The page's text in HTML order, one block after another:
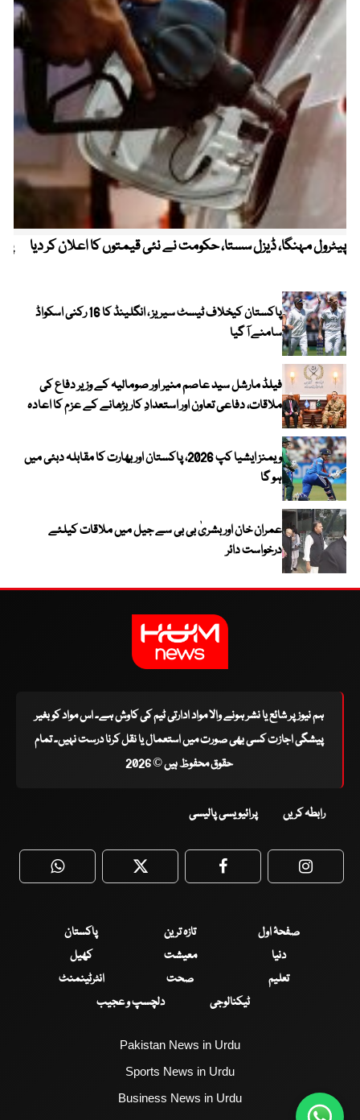
پیٹرول مہنگا، ڈیزل سستا، حکومت نے نئی قیمتوں کا اعلان کر دیا
پاکستان کیخلاف ٹیسٹ سیریز ، انگلینڈ کا 16 رکنی اسکواڈ
سامنے آ گیا
فیلڈ مارشل سید عاصم منیر اور صومالیہ کے وزیر دفاع کی
ملاقات، دفاعی تعاون اور استعدادِ کار بڑھانے کے عزم کا اعادہ
ویمنز ایشیا کپ 2026، پاکستان اور بھارت کا مقابلہ دبئی میں
ہو گا
عمران خان اور بشریٰ بی بی سے جیل میں ملاقات کیلئے
درخواست دائر
ہم نیوز پر شائع یا نشر ہونے والا مواد ادارتی ٹیم کی کاوش ہے۔ اس مواد کو بغیر
پیشگی اجازت کسی بھی صورت میں استعمال یا نقل کرنا درست نہیں۔ تمام
حقوق محفوظ ہیں © 2026
رابطہ کریں پرائیویسی پالیسی
WhatsApp Twitter Facebook
صفحۂ اول تازہ ترین
پاکستان
دنیا
معیشت
کھیل
تعلیم
صحت
انٹرٹینمنٹ
ٹیکنالوجی
دلچسپ و عجیب
Pakistan News in Urdu
Sports News in Urdu
Business News in Urdu